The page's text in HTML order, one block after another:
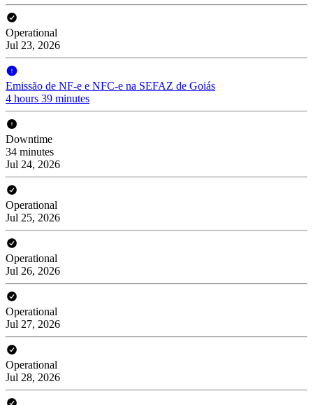
Operational
Jul 23, 2026
Emissão de NF-e e NFC-e na SEFAZ de Goiás
4 hours 39 minutes
Downtime
34 minutes
Jul 24, 2026
Operational
Jul 25, 2026
Operational
Jul 26, 2026
Operational
Jul 27, 2026
Operational
Jul 28, 2026